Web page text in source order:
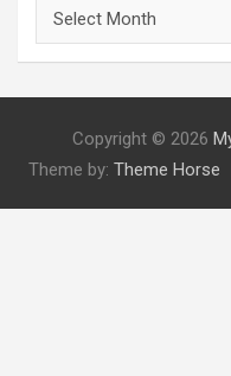
Copyright © 2026
Theme by: Theme Horse